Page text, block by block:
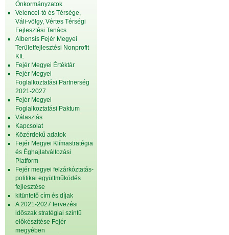
Önkormányzatok
Velencei-tó és Térsége,
Váli-völgy, Vértes Térségi
Fejlesztési Tanács
Albensis Fejér Megyei
Területfejlesztési Nonprofit
Kft.
Fejér Megyei Értéktár
Fejér Megyei
Foglalkoztatási Partnerség
2021-2027
Fejér Megyei
Foglalkoztatási Paktum
Választás
Kapcsolat
Közérdekű adatok
Fejér Megyei Klímastratégia
és Éghajlatváltozási
Platform
Fejér megyei felzárkóztatás-
politikai együttműködés
fejlesztése
kitüntető cím és díjak
A 2021-2027 tervezési
időszak stratégiai szintű
előkészítése Fejér
megyében